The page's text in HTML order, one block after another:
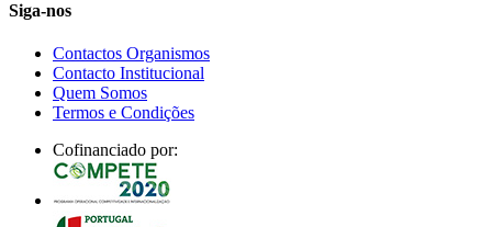
Siga-nos
Contactos Organismos
Contacto Institucional
Quem Somos
Termos e Condições
Cofinanciado por: